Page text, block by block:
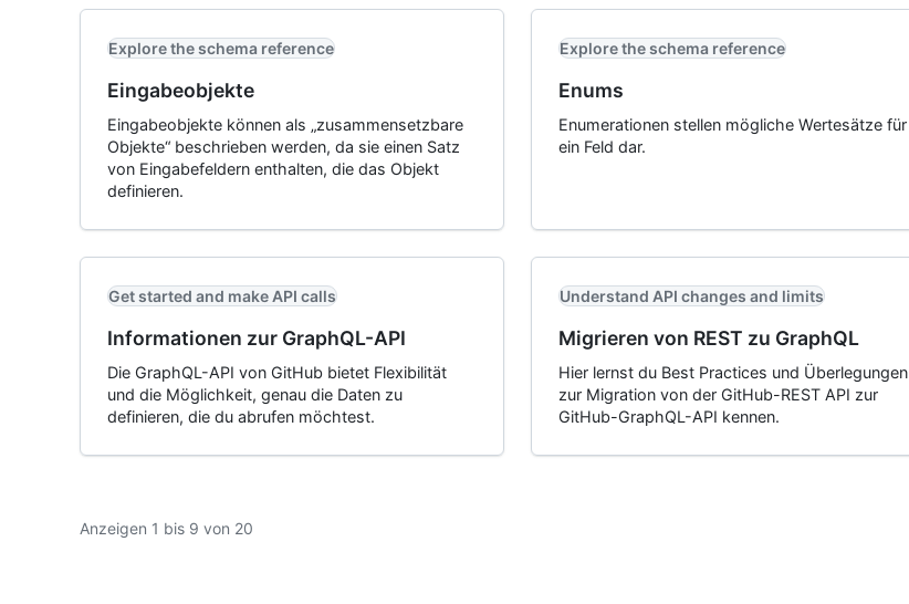
Explore the schema reference
Eingabeobjekte
Eingabeobjekte können als „zusammensetzbare
Objekte“ beschrieben werden, da sie einen Satz
von Eingabefeldern enthalten, die das Objekt
definieren.
Explore the schema reference
Enums
Enumerationen stellen mögliche Wertesätze für
ein Feld dar.
Get started and make API calls
Informationen zur GraphQL-API
Die GraphQL-API von GitHub bietet Flexibilität
und die Möglichkeit, genau die Daten zu
definieren, die du abrufen möchtest.
Understand API changes and limits
Migrieren von REST zu GraphQL
Hier lernst du Best Practices und Überlegungen
zur Migration von der GitHub-REST API zur
GitHub-GraphQL-API kennen.
Anzeigen 1 bis 9 von 20